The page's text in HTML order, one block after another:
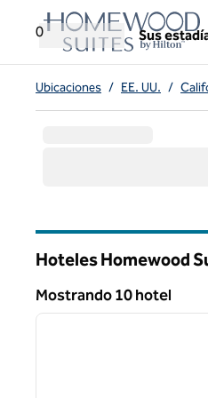
Saltar a contenido
0
Sus
,abre una
Ubicaciones / EE. UU. /
Hoteles Homewood
Mostrando 10 hotel
Mostrando 10 hotel
1 de 12